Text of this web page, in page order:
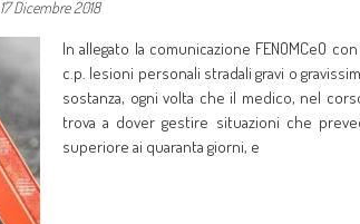
17 Dicembre 2018
In allegato la comunicazione FENOMCeO
c.p. lesioni personali stradali gravi o
sostanza, ogni volta che il medico, nel
trova a dover gestire situazioni che
superiore ai quaranta giorni, e